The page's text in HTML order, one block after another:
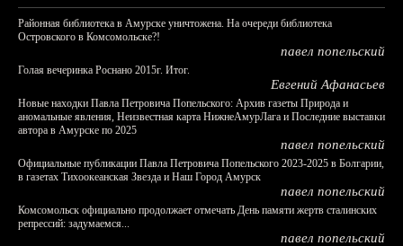
Районная библиотека в Амурске уничтожена. На очереди библиотека
Островского в Комсомольске?!
павел попельский
Голая вечеринка Роснано 2015г. Итог.
Евгений Афанасьев
Новые находки Павла Петровича Попельского: Архив газеты Природа и
аномальные явления, Неизвестная карта НижнеАмурЛага и Последние выставки
автора в Амурске по 2025
павел попельский
Официальные публикации Павла Петровича Попельского 2023-2025 в Болгарии,
в газетах Тихоокеанская Звезда и Наш Город Амурск
павел попельский
Комсомольск официально продолжает отмечать День памяти жертв сталинских
репрессий: задумаемся...
павел попельский